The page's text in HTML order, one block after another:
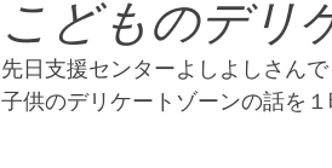
こどものデリ
先日支援センターよしよしさんで
子供のデリケートゾーンの話を